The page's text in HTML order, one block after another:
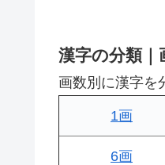
漢字の分類｜
画数別に漢字を
1画
6画